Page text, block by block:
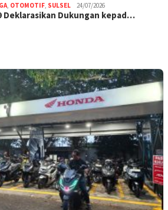
, OTOMOTIF, SULSEL 24/07/2026
Deklarasikan Dukungan kepad…